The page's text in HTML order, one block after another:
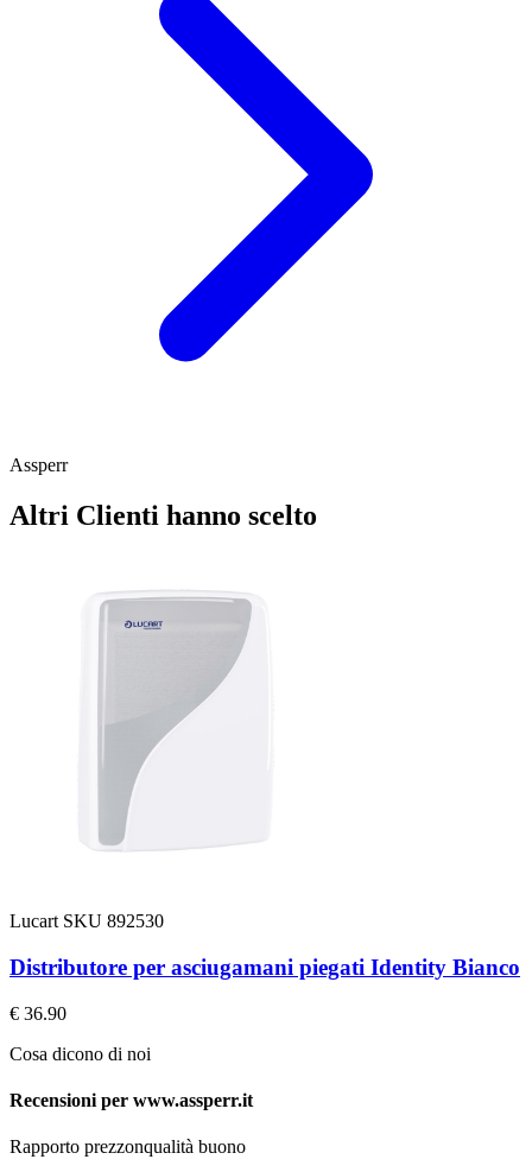
Assperr
Altri Clienti hanno scelto
Lucart SKU 892530
Distributore per asciugamani piegati Identity Bianco
€ 36.90
Cosa dicono di noi
Recensioni per www.assperr.it
Rapporto prezzonqualità buono